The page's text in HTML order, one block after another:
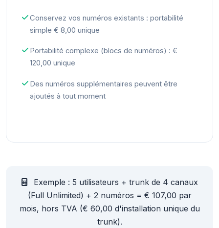
Conservez vos numéros existants : portabilité
simple € 8,00 unique
Portabilité complexe (blocs de numéros) : €
120,00 unique
Des numéros supplémentaires peuvent être
ajoutés à tout moment
Exemple : 5 utilisateurs + trunk de 4 canaux
(Full Unlimited) + 2 numéros = € 107,00 par
mois, hors TVA (€ 60,00 d'installation unique du
trunk).